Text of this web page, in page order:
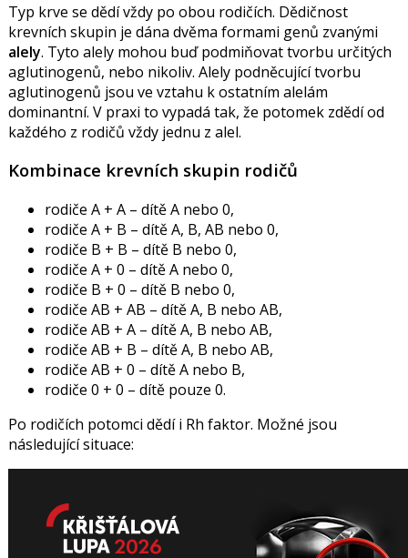
Typ krve se dědí vždy po obou rodičích. Dědičnost
krevních skupin je dána dvěma formami genů zvanými
alely. Tyto alely mohou buď podmiňovat tvorbu určitých
aglutinogenů, nebo nikoliv. Alely podněcující tvorbu
aglutinogenů jsou ve vztahu k ostatním alelám
dominantní. V praxi to vypadá tak, že potomek zdědí od
každého z rodičů vždy jednu z alel.
Kombinace krevních skupin rodičů
rodiče A + A – dítě A nebo 0,
rodiče A + B – dítě A, B, AB nebo 0,
rodiče B + B – dítě B nebo 0,
rodiče A + 0 – dítě A nebo 0,
rodiče B + 0 – dítě B nebo 0,
rodiče AB + AB – dítě A, B nebo AB,
rodiče AB + A – dítě A, B nebo AB,
rodiče AB + B – dítě A, B nebo AB,
rodiče AB + 0 – dítě A nebo B,
rodiče 0 + 0 – dítě pouze 0.
Po rodičích potomci dědí i Rh faktor. Možné jsou
následující situace: